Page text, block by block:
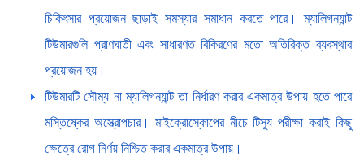
চিকিৎসার প্রয়োজন ছাড়াই সমস্যার সমাধান করতে পারে। ম্যালিগন্যান্ট
টিউমারগুলি প্রাণঘাতী এবং সাধারণত বিকিরণের মতো অতিরিক্ত ব্যবস্থার
প্রয়োজন হয়।
টিউমারটি সৌম্য না ম্যালিগন্যান্ট তা নির্ধারণ করার একমাত্র উপায় হতে পারে
মস্তিষ্কের অস্ত্রোপচার। মাইক্রোস্কোপের নীচে টিস্যু পরীক্ষা করাই কিছু
ক্ষেত্রে রোগ নির্ণয় নিশ্চিত করার একমাত্র উপায়।